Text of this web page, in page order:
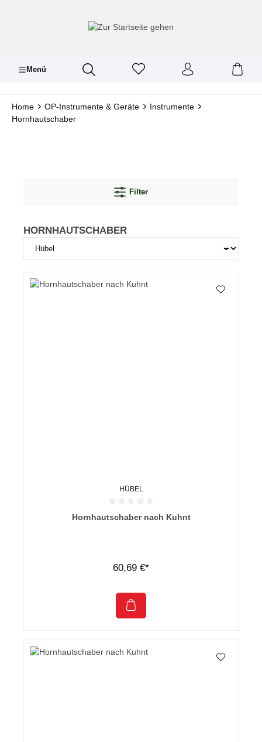
Menü
Home OP-Instrumente & Geräte
Instrumente
Hornhautschaber
Filter
HORNHAUTSCHABER
HÜBEL
Durchschnittliche Bewertung von 0 von 5 Sternen
Hornhautschaber nach Kuhnt
60,69 €*